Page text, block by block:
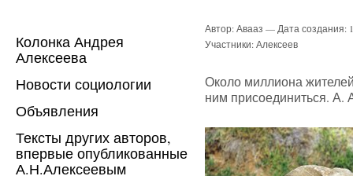
Колонка Андрея
Алексеева
Новости социологии
Объявления
Тексты других авторов,
впервые опубликованные
А.Н.Алексеевым
Автор: Авааз — Дата создания:
Участники: Алексеев
Около миллиона
ним присоединиться. А.